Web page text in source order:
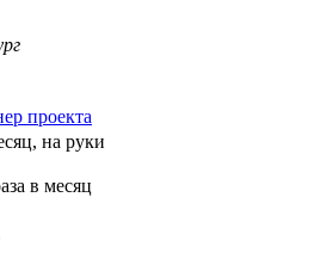
проекта
на руки
в месяц